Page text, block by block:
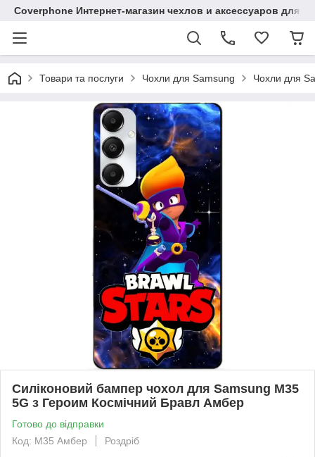
Coverphone Интернет-магазин чехлов и аксессуаров для
Товари та послуги Чохли для Samsung Чохли для
Силіконовий бампер чохол для Samsung M35
5G з Героим Космічний Бравл Амбер
Готово до відправки
Код: M35 Амбер
Роздріб